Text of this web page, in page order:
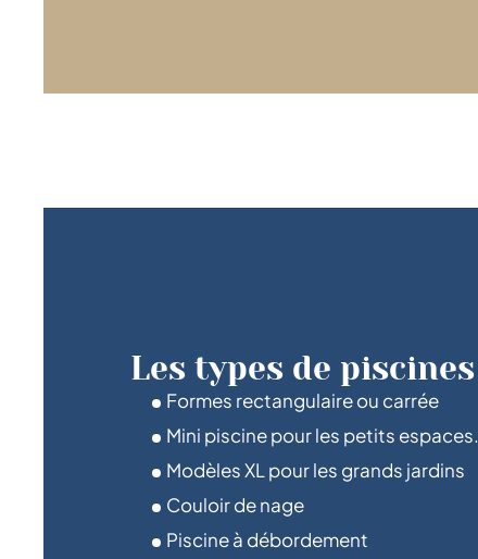
Les types de piscines
Formes rectangulaire ou carrée
Mini piscine pour les petits espaces.
Modèles XL pour les grands jardins
Couloir de nage
Piscine à débordement